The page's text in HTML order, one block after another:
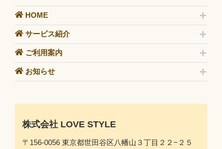
HOME
サービス紹介
ご利用案内
お知らせ
株式会社 LOVE STYLE
〒156-0056 東京都世田谷区八幡山３丁目２２−２５